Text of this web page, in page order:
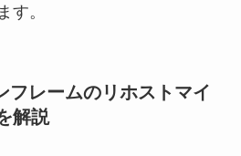
す。
フレームのリホストマイ
解説